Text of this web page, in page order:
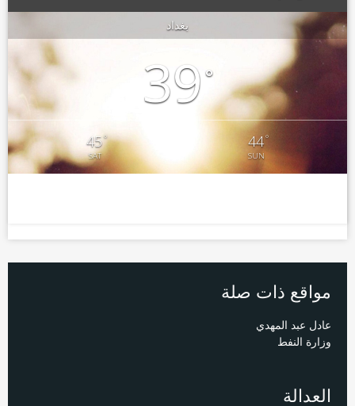
بغداد
39°
45°
SAT
44°
SUN
مواقع ذات صلة
عادل عبد المهدي
وزارة النفط
العدالة